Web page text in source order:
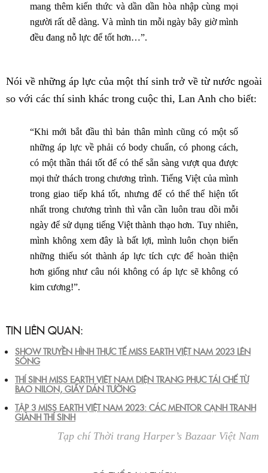
mang thêm kiến thức và dần dần hòa nhập cùng mọi
người rất dễ dàng. Và mình tin mỗi ngày bây giờ mình
đều đang nỗ lực để tốt hơn…”.
Nói về những áp lực của một thí sinh trở về từ nước ngoài
so với các thí sinh khác trong cuộc thi, Lan Anh cho biết:
“Khi mới bắt đầu thì bản thân mình cũng có một số
những áp lực về phải có body chuẩn, có phong cách,
có một thần thái tốt để có thể sẵn sàng vượt qua được
mọi thử thách trong chương trình. Tiếng Việt của mình
trong giao tiếp khá tốt, nhưng để có thể thể hiện tốt
nhất trong chương trình thì vẫn cần luôn trau dồi mỗi
ngày để sử dụng tiếng Việt thành thạo hơn. Tuy nhiên,
mình không xem đây là bất lợi, mình luôn chọn biến
những thiếu sót thành áp lực tích cực để hoàn thiện
hơn giống như câu nói không có áp lực sẽ không có
kim cương!”.
TIN LIÊN QUAN:
SHOW TRUYỀN HÌNH THỰC TẾ MISS EARTH VIỆT NAM 2023 LÊN
SÓNG
THÍ SINH MISS EARTH VIỆT NAM DIỆN TRANG PHỤC TÁI CHẾ TỪ
BAO NILON, GIẤY DÁN TƯỜNG
TẬP 3 MISS EARTH VIỆT NAM 2023: CÁC MENTOR CẠNH TRANH
GIÀNH THÍ SINH
Tạp chí Thời trang Harper’s Bazaar Việt Nam